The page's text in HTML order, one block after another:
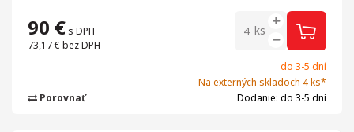
90 € s DPH
73,17 € bez DPH
ks
do 3-5 dní
Na externých skladoch 4 ks*
Dodanie: do 3-5 dní
Porovnať